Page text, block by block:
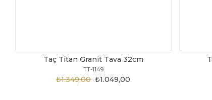
Taç Titan Granit Tava 30cm
TT-1148
₺999,00
₺1.875,00